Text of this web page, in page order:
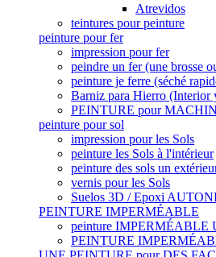
Atrevidos
teintures pour peinture
peinture pour fer
impression pour fer
peindre un fer (une brosse
peinture je ferre (séché
Barniz para Hierro (Interior
PEINTURE pour
peinture pour sol
impression pour les Sols
peinture les Sols à l'intérieur
peinture des sols un
vernis pour les Sols
Suelos 3D / Epoxi
PEINTURE IMPERMÉABLE
peinture IMPERMÉABLE
PEINTURE